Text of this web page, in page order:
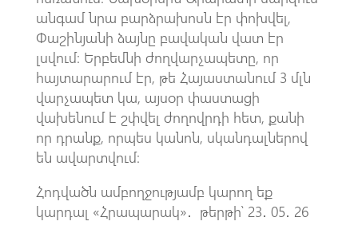
անգամ նրա բարձրախոսն էր փոխվել,
Փաշինյանի ձայնը բավական վատ էր
լսվում։ Երբեմնի ժողվարչապետը, որ
հայտարարում էր, թե Հայաստանում 3 մլն
վարչապետ կա, այսօր փաստացի
վախենում է շփվել ժողովրդի հետ, քանի
որ դրանք, որպես կանոն, սկանդալներով
են ավարտվում։
Հոդվածն ամբողջությամբ կարող եք
կարդալ «Հրապարակ»․ թերթի՝ 23․ 05․ 26